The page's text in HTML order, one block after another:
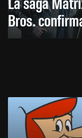
Bros.